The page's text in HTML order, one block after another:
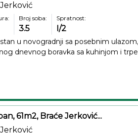
Broj soba:
3.5
Spratnost:
I/2
u novogradnji sa posebnim
dnevnog boravka sa kuhinjom i
61m2, Braće Jerković...